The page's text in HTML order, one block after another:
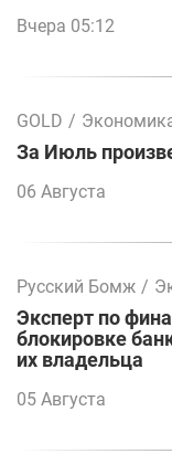
Вчера 05:12
GOLD /
За Июль
06 Августа
Русский Бомж /
Эксперт по
блокировке
их владельца
05 Августа